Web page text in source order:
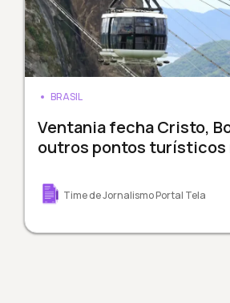
BRASIL
Ventania fecha Cristo,
outros pontos turísticos
Time de Jornalismo Portal Tela